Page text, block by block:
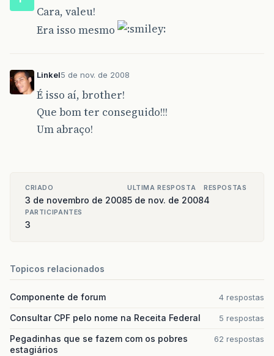
Cara, valeu!
Era isso mesmo
Linkel5 de nov. de 2008
É isso aí, brother!
Que bom ter conseguido!!!
Um abraço!
CRIADO
3 de novembro de 2008
ULTIMA RESPOSTA
5 de nov. de 2008
RESPOSTAS
4
PARTICIPANTES
3
Topicos relacionados
Componente de forum 4 respostas
Consultar CPF pelo nome na Receita Federal 5 respostas
Pegadinhas que se fazem com os pobres
estagiários
62 respostas